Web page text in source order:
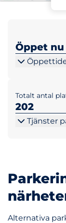
Öppet nu
Totalt antal
202
Tjänster
Alternativa